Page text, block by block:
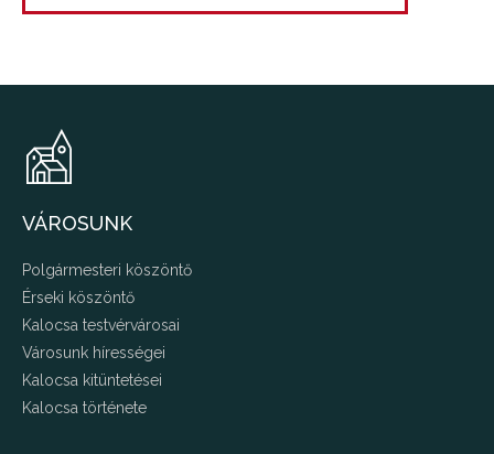
VÁROSUNK
Polgármesteri köszöntő
Érseki köszöntő
Kalocsa testvérvárosai
Városunk hírességei
Kalocsa kitüntetései
Kalocsa története